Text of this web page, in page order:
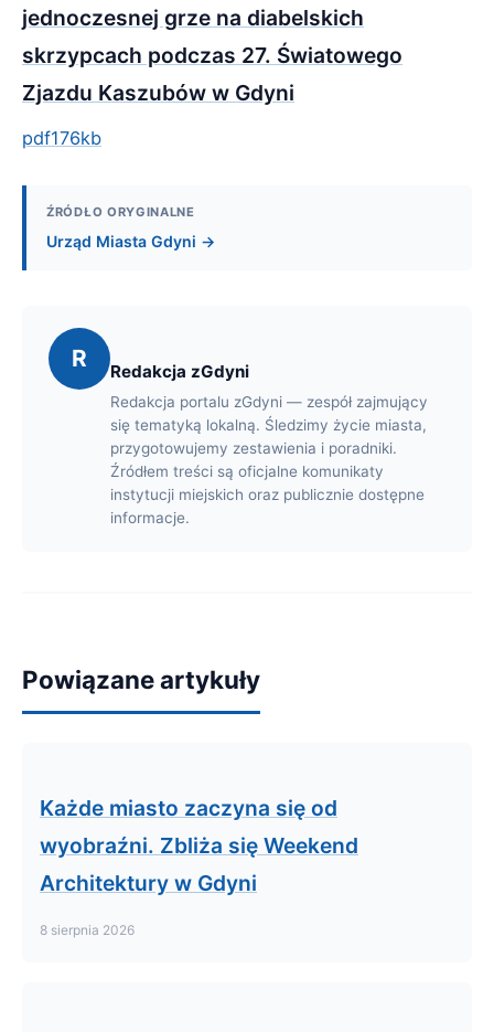
jednoczesnej grze na diabelskich
skrzypcach podczas 27. Światowego
Zjazdu Kaszubów w Gdyni
pdf176kb
ŹRÓDŁO ORYGINALNE
Urząd Miasta Gdyni →
R Redakcja zGdyni
Redakcja portalu zGdyni — zespół zajmujący
się tematyką lokalną. Śledzimy życie miasta,
przygotowujemy zestawienia i poradniki.
Źródłem treści są oficjalne komunikaty
instytucji miejskich oraz publicznie dostępne
informacje.
Powiązane artykuły
Każde miasto zaczyna się od
wyobraźni. Zbliża się Weekend
Architektury w Gdyni
8 sierpnia 2026